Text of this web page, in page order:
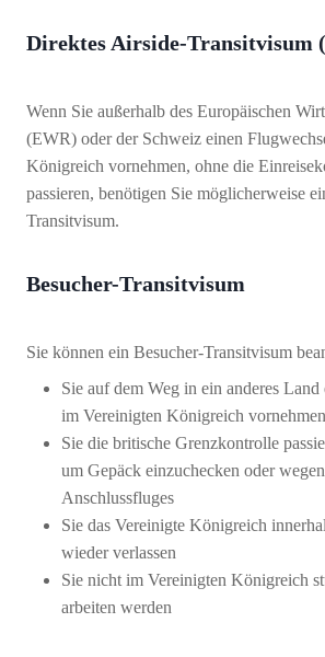
Direktes Airside-Transitvisum
Wenn Sie außerhalb des Europäischen
(EWR) oder der Schweiz einen
Königreich vornehmen, ohne die
passieren, benötigen Sie möglicherweise
Transitvisum.
Besucher-Transitvisum
Sie können ein Besucher-Transitvisum
Sie auf dem Weg in ein anderes
im Vereinigten Königreich vornehmen
Sie die britische Grenzkontrolle
um Gepäck einzuchecken oder
Anschlussfluges
Sie das Vereinigte Königreich
wieder verlassen
Sie nicht im Vereinigten Königreich
arbeiten werden